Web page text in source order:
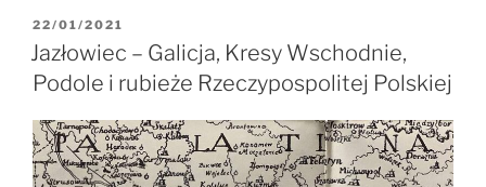
Dziadkowie
Jazłowca
na
Kresach
Wschodnich
OPUBLIKOWANE
W
22/01/2021
Jazłowiec – Galicja, Kresy Wschodnie,
Podole i rubieże Rzeczypospolitej Polskiej